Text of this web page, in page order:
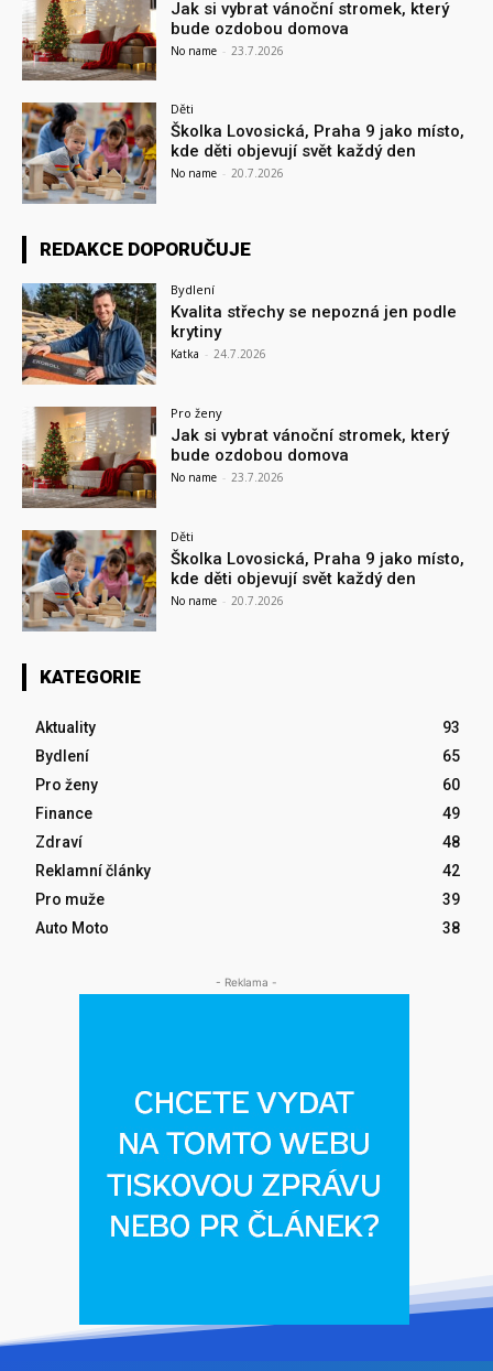
Jak si vybrat vánoční stromek, který
bude ozdobou domova
No name - 23.7.2026
Děti
Školka Lovosická, Praha 9 jako místo,
kde děti objevují svět každý den
No name - 20.7.2026
REDAKCE DOPORUČUJE
Bydlení
Kvalita střechy se nepozná jen podle
krytiny
Katka - 24.7.2026
Pro ženy
Jak si vybrat vánoční stromek, který
bude ozdobou domova
No name - 23.7.2026
Děti
Školka Lovosická, Praha 9 jako místo,
kde děti objevují svět každý den
No name - 20.7.2026
KATEGORIE
Aktuality
93
Bydlení
65
Pro ženy
60
Finance
49
Zdraví
48
Reklamní články
42
Pro muže
39
Auto Moto
38
- Reklama -